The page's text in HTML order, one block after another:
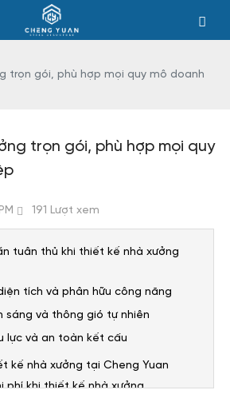
trọn gói, phù hợp mọi quy mô doanh
trọn gói, phù hợp mọi quy
191 Lượt xem
tuân thủ khi thiết kế nhà xưởng
tích và phân hữu công năng
sáng và thông gió tự nhiên
lực và an toàn kết cấu
kế nhà xưởng tại Cheng Yuan
phí khi thiết kế nhà xưởng